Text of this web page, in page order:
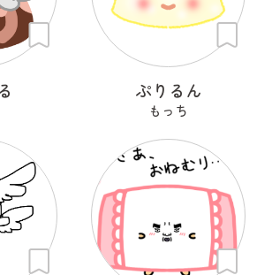
ぷりるん
もっち